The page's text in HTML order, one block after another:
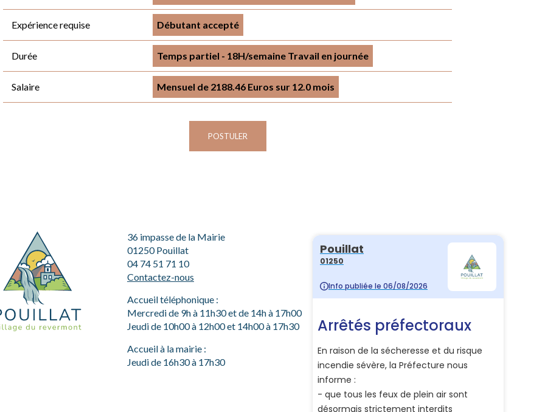
Expérience requise Débutant accepté
Durée Temps partiel - 18H/semaine Travail en journée
Salaire Mensuel de 2188.46 Euros sur 12.0 mois
POSTULER
36 impasse de la Mairie
01250 Pouillat
04 74 51 71 10
Contactez-nous
Accueil téléphonique :
Mercredi de 9h à 11h30 et de 14h à 17h00
Jeudi de 10h00 à 12h00 et 14h00 à 17h30
Accueil à la mairie :
Jeudi de 16h30 à 17h30